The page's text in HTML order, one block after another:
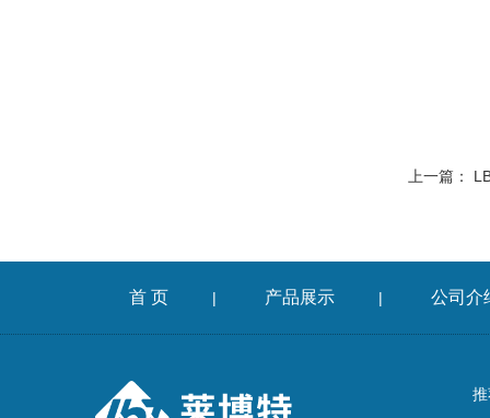
上一篇：
首 页 | 产品展示 | 公司介